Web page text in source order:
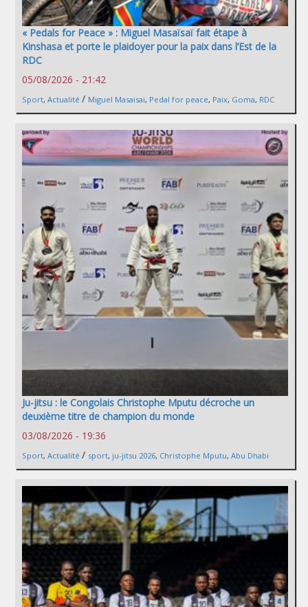
« Pedals for Peace » : Miguel Masaïsaï fait étape à
Kinshasa et porte le plaidoyer pour la paix dans l’Est de la
RDC
05/08/2026 - 21:42
Sport, Actualité / Miguel Masaisai, Pedal for peace, Paix, Goma, RDC
Ju-jitsu : le Congolais Christophe Mputu décroche un
deuxième titre de champion du monde
03/08/2026 - 19:36
Sport, Actualité / sport, ju-jitsu 2026, Christophe Mputu, Abu Dhabi